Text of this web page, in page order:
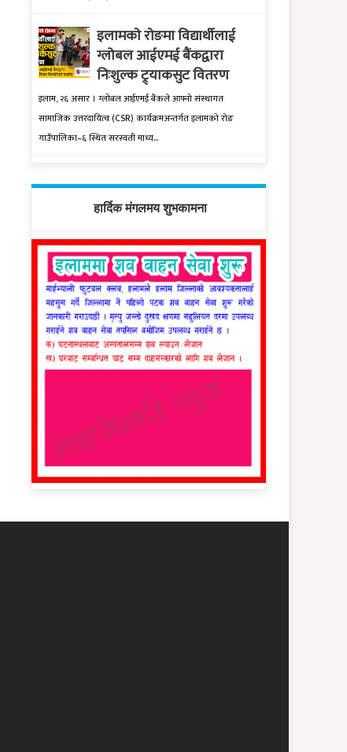
इलामकाे राेङमा विद्यार्थीलाई
ग्लोबल आईएमई बैंकद्वारा
निःशुल्क ट्र्याकसुट वितरण
इलाम, २६ असार । ग्लोबल आईएमई बैंकले आफ्नो संस्थागत
सामाजिक उत्तरदायित्व (CSR) कार्यक्रमअन्तर्गत इलामको रोङ
गाउँपालिका–६ स्थित सरस्वती माध्य...
हार्दिक मंगलमय शुभकामना